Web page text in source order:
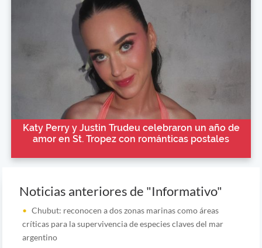
Katy Perry y Justin Trudeu celebraron un año de
amor en St. Tropez con románticas postales
Noticias anteriores de "Informativo"
Chubut: reconocen a dos zonas marinas como áreas
críticas para la supervivencia de especies claves del mar
argentino